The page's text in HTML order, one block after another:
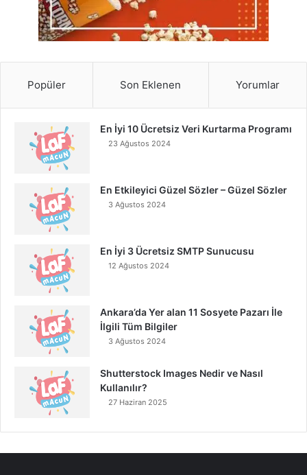
Popüler Son Eklenen Yorumlar
En İyi 10 Ücretsiz Veri Kurtarma Programı
23 Ağustos 2024
En Etkileyici Güzel Sözler – Güzel Sözler
3 Ağustos 2024
En İyi 3 Ücretsiz SMTP Sunucusu
12 Ağustos 2024
Ankara’da Yer alan 11 Sosyete Pazarı İle
İlgili Tüm Bilgiler
3 Ağustos 2024
Shutterstock Images Nedir ve Nasıl
Kullanılır?
27 Haziran 2025